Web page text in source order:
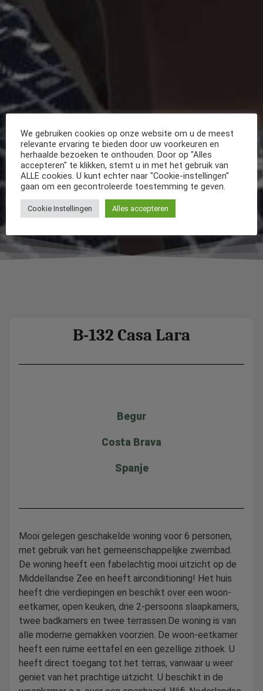
B-132 Casa Lara
Begur
Costa Brava
Spanje
Mooi gelegen geschakelde woning voor 6 personen,
met gebruik van het gemeenschappelijke zwembad.
De woning heeft een fabelachtig mooi uitzicht op de
Middellandse Zee en heeft airconditioning! Het huis
heeft drie verdiepingen en beschikt over een woon-
eetkamer, open keuken, drie 2-persoons slaapkamers,
twee badkamers en twee terrassen.De woning is van
alle moderne gemakken voorzien. De woon-eetkamer
heeft een ruime eettafel en een gezellige zithoek. U
heeft direct toegang tot het terras, vanwaar u weer
geniet van het prachtige uitzicht. U beschikt in de
We gebruiken cookies op onze website om u de meest
relevante ervaring te bieden door uw voorkeuren en
herhaalde bezoeken te onthouden. Door op "Alles
accepteren" te klikken, stemt u in met het gebruik van
ALLE cookies. U kunt echter naar "Cookie-instellingen"
gaan om een gecontroleerde toestemming te geven.
Cookie Instellingen Alles accepteren